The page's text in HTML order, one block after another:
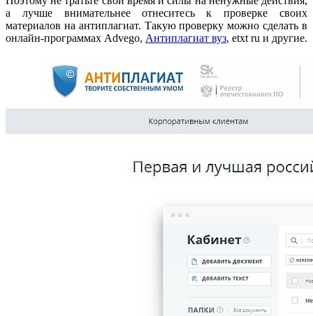
а лучше внимательнее отнеситесь к проверке своих
материалов на антиплагиат. Такую проверку можно сделать в
онлайн-программах Advego, Антиплагиат вуз, etxt ru и другие.